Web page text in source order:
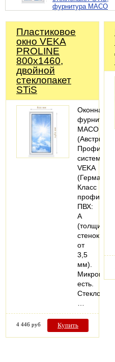
фурнитура MACO
Пластиковое
окно VEKA
PROLINE
800х1460,
двойной
стеклопакет
STiS
Оконная
фурнитура
MACO
(Австрия).
система:
VEKA
(Германия).
Класс
профиля
ПВХ:
А
(толщина
стенок
от
3,5
мм).
есть.
4 446 руб Купить